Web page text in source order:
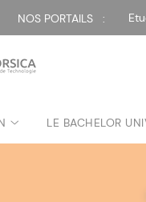
NOS PORTAILS :
LE BACHELOR